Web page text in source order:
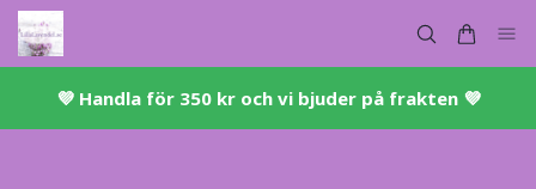
💜 ​Handla för 350 kr och vi bjuder på frakten 💜​